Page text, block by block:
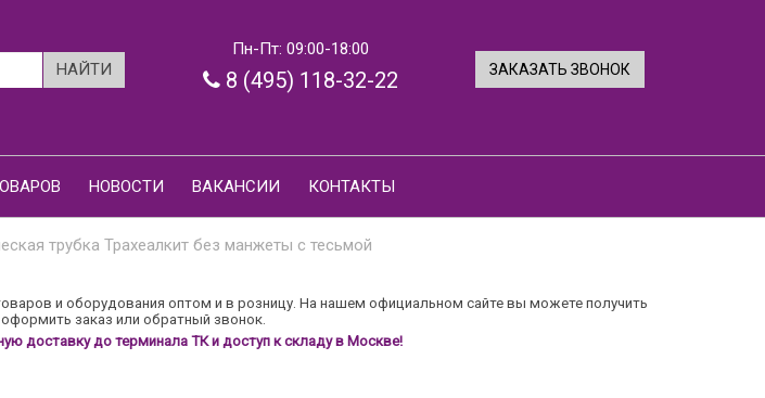
Пн-Пт: 09:00-18:00
8 (495) 118-32-22 ЗАКАЗАТЬ ЗВОНОК
НОВОСТИ ВАКАНСИИ КОНТАКТЫ
трубка Трахеалкит без манжеты с тесьмой
и оборудования оптом и в розницу. На нашем официальном сайте вы можете получить
заказ или обратный звонок.
доставку до терминала ТК и доступ к складу в Москве!